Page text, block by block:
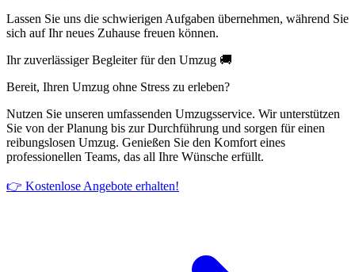
Lassen Sie uns die schwierigen Aufgaben übernehmen, während Sie
sich auf Ihr neues Zuhause freuen können.
Ihr zuverlässiger Begleiter für den Umzug 🚚
Bereit, Ihren Umzug ohne Stress zu erleben?
Nutzen Sie unseren umfassenden Umzugsservice. Wir unterstützen
Sie von der Planung bis zur Durchführung und sorgen für einen
reibungslosen Umzug. Genießen Sie den Komfort eines
professionellen Teams, das all Ihre Wünsche erfüllt.
👉 Kostenlose Angebote erhalten!